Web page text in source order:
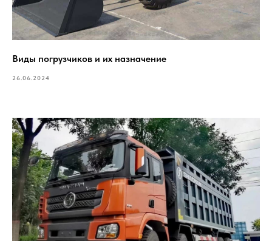
Виды погрузчиков и их назначение
26.06.2024